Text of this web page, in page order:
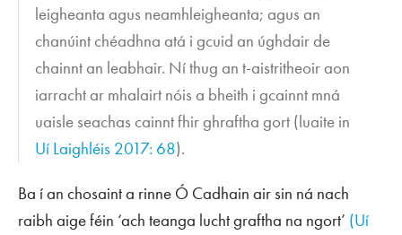
leigheanta agus neamhleigheanta; agus an
chanúint chéadhna atá i gcuid an úghdair de
chainnt an leabhair. Ní thug an t-aistritheoir aon
iarracht ar mhalairt nóis a bheith i gcainnt mná
uaisle seachas cainnt fhir ghraftha gort (luaite in
Uí Laighléis 2017: 68).
Ba í an chosaint a rinne Ó Cadhain air sin ná nach
raibh aige féin ‘ach teanga lucht graftha na ngort’ (Uí